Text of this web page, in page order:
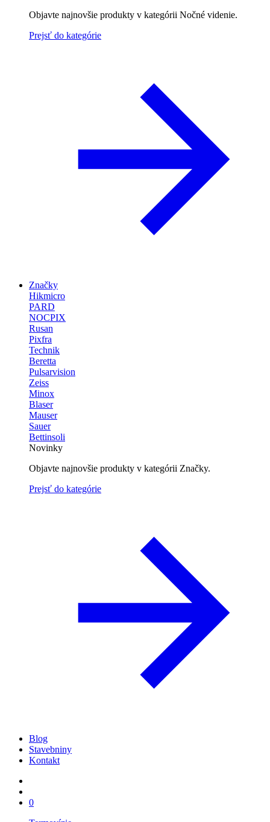
Objavte najnovšie produkty v kategórii Nočné videnie.
Prejsť do kategórie
Značky
Hikmicro
PARD
NOCPIX
Rusan
Pixfra
Technik
Beretta
Pulsarvision
Zeiss
Minox
Blaser
Mauser
Sauer
Bettinsoli
Novinky
Objavte najnovšie produkty v kategórii Značky.
Prejsť do kategórie
Blog
Stavebniny
Kontakt
0